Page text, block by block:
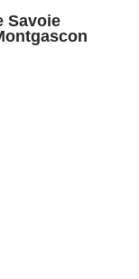
Savoie